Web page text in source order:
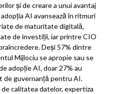
și de creare a unui avantaj
AI avansează în ritmuri
de maturitate digitală,
de investiții, iar printre CIO
Deși 57% dintre
Mijlociu se apropie sau se
adopție AI, doar 27% au
de guvernanță pentru AI.
calitatea datelor, expertiza